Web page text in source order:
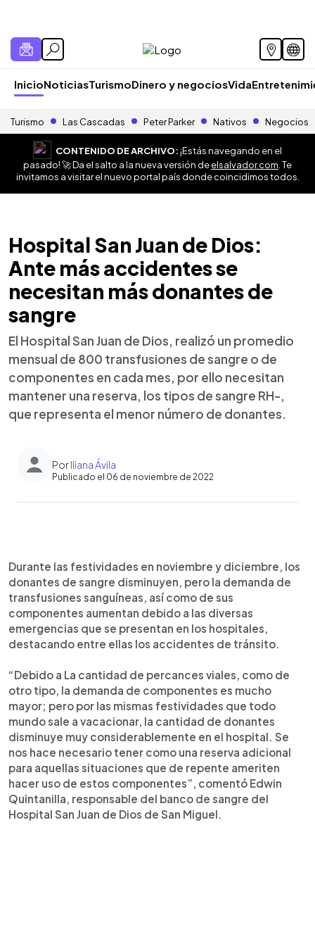
InicioNoticiasTurismoDinero y negociosVida
Turismo Las Cascadas Peter Parker Nativos Negocios
CONTENIDO DE ARCHIVO:¡Estás navegando en el
pasado! 🚀 Da el salto a la nueva versión deelsalvador.com . Te
invitamos a visitar el nuevo portal país donde coincidimos todos.
Hospital San Juan de Dios:
Ante más accidentes se
necesitan más donantes de
sangre
El Hospital San Juan de Dios, realizó un promedio
mensual de 800 transfusiones de sangre o de
componentes en cada mes, por ello necesitan
mantener una reserva, los tipos de sangre RH-,
que representa el menor número de donantes.
PorIliana Ávila
Publicado el 06 de noviembre de 2022
► Escuchar artículo
Durante las festividades en noviembre y diciembre, los
donantes de sangre disminuyen, pero la demanda de
transfusiones sanguíneas, así como de sus
componentes aumentan debido a las diversas
emergencias que se presentan en los hospitales,
destacando entre ellas los accidentes de tránsito.
“Debido a La cantidad de percances viales, como de
otro tipo, la demanda de componentes es mucho
mayor; pero por las mismas festividades que todo
mundo sale a vacacionar, la cantidad de donantes
disminuye muy considerablemente en el hospital. Se
nos hace necesario tener como una reserva adicional
para aquellas situaciones que de repente ameriten
hacer uso de estos componentes”, comentó Edwin
Quintanilla, responsable del banco de sangre del
Hospital San Juan de Dios de San Miguel.